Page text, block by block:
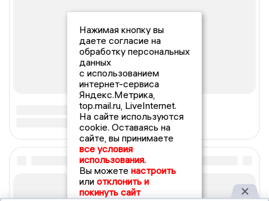
Нажимая кнопку вы
даете согласие на
обработку персональных
данных
с использованием
интернет-сервиса
Яндекс.Метрика,
top.mail.ru, LiveInternet.
На сайте используются
cookie. Оставаясь на
сайте, вы принимаете
все условия
использования.
Вы можете настроить
или отклонить и
покинуть сайт